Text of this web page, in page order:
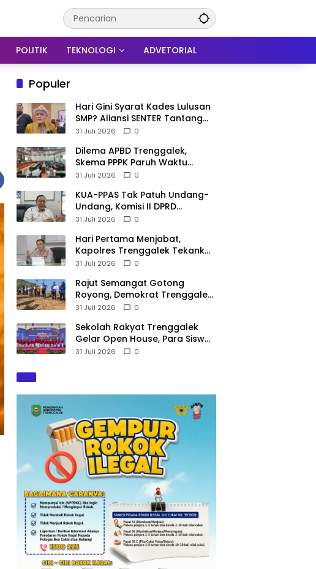
POLITIK TEKNOLOGI ADVETORIAL
Populer
Hari Gini Syarat Kades Lulusan
SMP? Aliansi SENTER Tantang
DPRD Trenggalek Berani
31 Juli 2026 0
Dilema APBD Trenggalek,
Skema PPPK Paruh Waktu
Mengemuka Demi Pangkas Rp
31 Juli 2026 0
KUA-PPAS Tak Patuh Undang-
Undang, Komisi II DPRD
Trenggalek: APBD 2027
31 Juli 2026 0
Hari Pertama Menjabat,
Kapolres Trenggalek Tekankan
Anggota Disiplin Hindari
31 Juli 2026 0
​Rajut Semangat Gotong
Royong, Demokrat Trenggalek
Gaungkan Gerakan Langit Biru
31 Juli 2026 0
Sekolah Rakyat Trenggalek
Gelar Open House, Para Siswa
Mulai Tempati Gedung Baru
31 Juli 2026 0